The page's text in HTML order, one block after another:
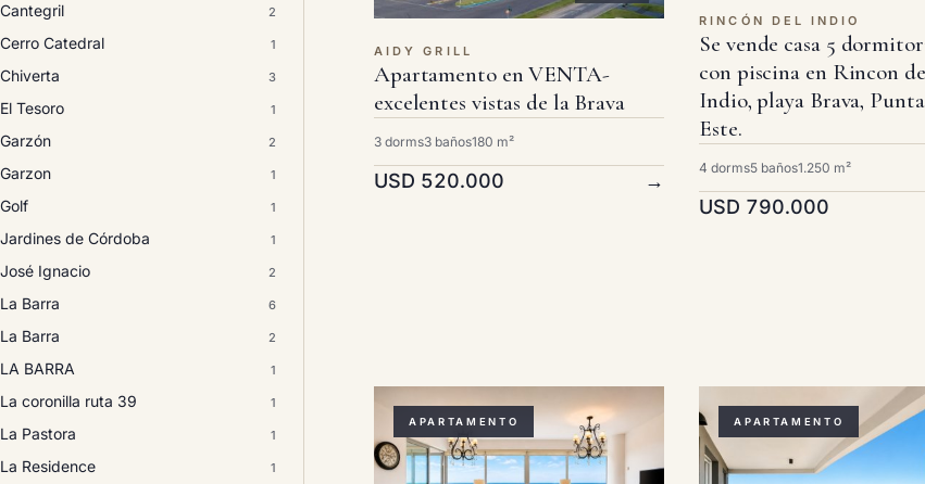
Cantegril 2
Cerro Catedral 1
Chiverta 3
El Tesoro 1
Garzón 2
Garzon 1
Golf 1
Jardines de Córdoba 1
José Ignacio 2
La Barra 6
La Barra 2
LA BARRA 1
La coronilla ruta 39 1
La Pastora 1
La Residence 1
AIDY GRILL
Apartamento en VENTA-
excelentes vistas de la Brava
3 dorms3 baños180 m²
USD 520.000 →
RINCÓN DEL INDIO
Se vende casa 5
con piscina en Rincon
Indio, playa Brava,
Este.
4 dorms5 baños1.250 m²
USD 790.000
APARTAMENTO APARTAMENTO